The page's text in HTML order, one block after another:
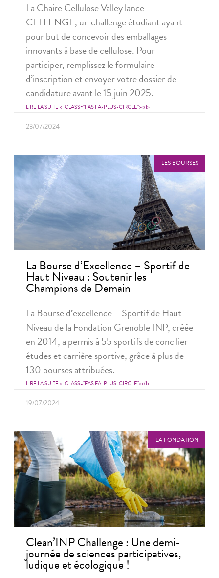
La Chaire Cellulose Valley lance
CELLENGE, un challenge étudiant ayant
pour but de concevoir des emballages
innovants à base de cellulose. Pour
participer, remplissez le formulaire
d’inscription et envoyer votre dossier de
candidature avant le 15 juin 2025.
LIRE LA SUITE <I CLASS="FAS FA-PLUS-CIRCLE"></I>
23/07/2024
LES BOURSES
La Bourse d’Excellence – Sportif de
Haut Niveau : Soutenir les
Champions de Demain
La Bourse d’excellence – Sportif de Haut
Niveau de la Fondation Grenoble INP, créée
en 2014, a permis à 55 sportifs de concilier
études et carrière sportive, grâce à plus de
130 bourses attribuées.
LIRE LA SUITE <I CLASS="FAS FA-PLUS-CIRCLE"></I>
19/07/2024
LA FONDATION
Clean’INP Challenge : Une demi-
journée de sciences participatives,
ludique et écologique !